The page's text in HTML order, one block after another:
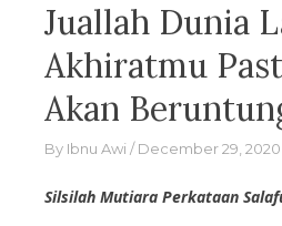
Juallah Dunia
Akhiratmu
Akan
By Ibnu Awi December 29, 2020
Silsilah Mutiara Perkataan